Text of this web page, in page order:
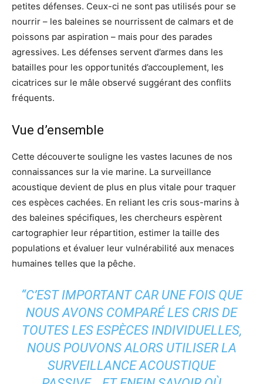
petites défenses. Ceux-ci ne sont pas utilisés pour se
nourrir – les baleines se nourrissent de calmars et de
poissons par aspiration – mais pour des parades
agressives. Les défenses servent d’armes dans les
batailles pour les opportunités d’accouplement, les
cicatrices sur le mâle observé suggérant des conflits
fréquents.
Vue d’ensemble
Cette découverte souligne les vastes lacunes de nos
connaissances sur la vie marine. La surveillance
acoustique devient de plus en plus vitale pour traquer
ces espèces cachées. En reliant les cris sous-marins à
des baleines spécifiques, les chercheurs espèrent
cartographier leur répartition, estimer la taille des
populations et évaluer leur vulnérabilité aux menaces
humaines telles que la pêche.
“C’EST IMPORTANT CAR UNE FOIS QUE
NOUS AVONS COMPARÉ LES CRIS DE
TOUTES LES ESPÈCES INDIVIDUELLES,
NOUS POUVONS ALORS UTILISER LA
SURVEILLANCE ACOUSTIQUE